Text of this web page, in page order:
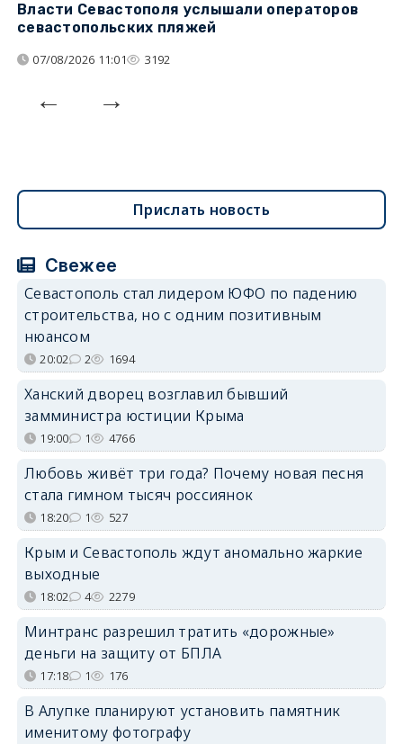
Власти Севастополя услышали операторов
севастопольских пляжей
07/08/2026 11:01 3192
Прислать новость
Свежее
Севастополь стал лидером ЮФО по падению
строительства, но с одним позитивным
нюансом
20:02 2 1694
Ханский дворец возглавил бывший
замминистра юстиции Крыма
19:00 1 4766
Любовь живёт три года? Почему новая песня
стала гимном тысяч россиянок
18:20 1 527
Крым и Севастополь ждут аномально жаркие
выходные
18:02 4 2279
Минтранс разрешил тратить «дорожные»
деньги на защиту от БПЛА
17:18 1 176
В Алупке планируют установить памятник
именитому фотографу